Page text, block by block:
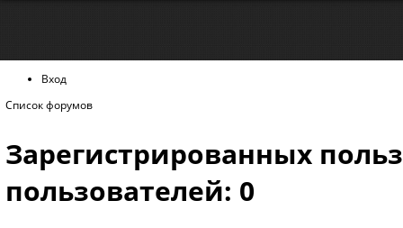
Вход
Список форумов
Зарегистрированных
пользователей: 0